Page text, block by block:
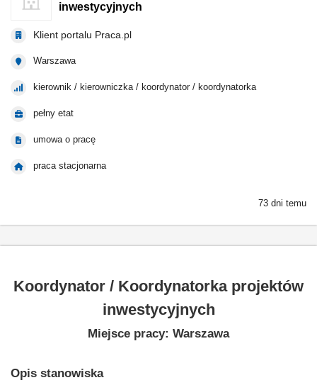
inwestycyjnych
Klient portalu Praca.pl
Warszawa
kierownik / kierowniczka / koordynator / koordynatorka
pełny etat
umowa o pracę
praca stacjonarna
73 dni temu
Koordynator / Koordynatorka projektów
inwestycyjnych
Miejsce pracy: Warszawa
Opis stanowiska